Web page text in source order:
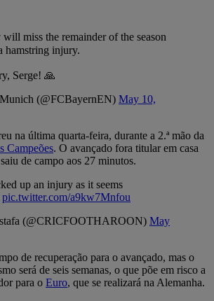
will miss the remainder of the season
hamstring injury.
Serge! 🙏
(@FCBayernEN) May 10,
na última quarta-feira, durante a 2.ª mão da
Campeões. O avançado fora titular em casa
de campo aos 27 minutos.
up an injury as it seems
pic.twitter.com/a9kw7Mnfou
(@CRICFOOTHAROON) May
de recuperação para o avançado, mas o
será de seis semanas, o que põe em risco a
para o Euro, que se realizará na Alemanha.